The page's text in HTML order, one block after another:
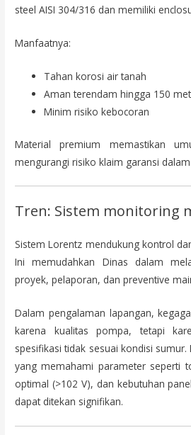
steel AISI 304/316 dan memiliki
Manfaatnya:
Tahan korosi air tanah
Aman terendam hingga 150
Minim risiko kebocoran
Material premium memastikan
mengurangi risiko klaim garansi
Tren: Sistem monitoring
Sistem Lorentz mendukung kontrol
Ini memudahkan Dinas dalam
proyek, pelaporan, dan preventive
Dalam pengalaman lapangan,
karena kualitas pompa, tetapi
spesifikasi tidak sesuai kondisi
yang memahami parameter seperti
optimal (>102 V), dan kebutuhan
dapat ditekan signifikan.